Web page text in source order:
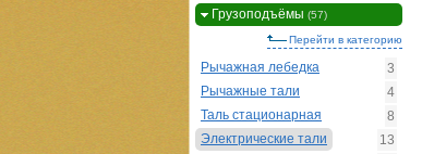
Грузоподъёмы (57)
Перейти в категорию
Рычажная лебедка
3
Рычажные тали
4
Таль стационарная
8
Электрические тали
13